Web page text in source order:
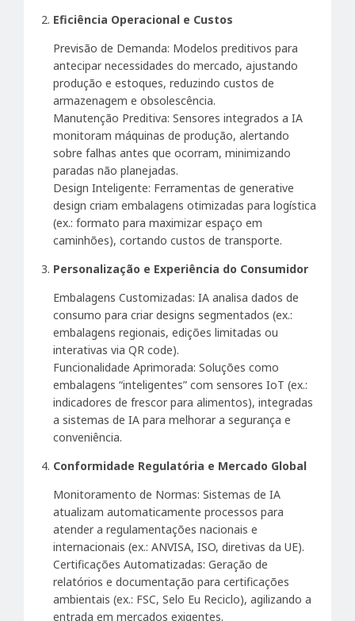
Eficiência Operacional e Custos
Previsão de Demanda: Modelos preditivos para
antecipar necessidades do mercado, ajustando
produção e estoques, reduzindo custos de
armazenagem e obsolescência.
Manutenção Preditiva: Sensores integrados a IA
monitoram máquinas de produção, alertando
sobre falhas antes que ocorram, minimizando
paradas não planejadas.
Design Inteligente: Ferramentas de generative
design criam embalagens otimizadas para logística
(ex.: formato para maximizar espaço em
caminhões), cortando custos de transporte.
Personalização e Experiência do Consumidor
Embalagens Customizadas: IA analisa dados de
consumo para criar designs segmentados (ex.:
embalagens regionais, edições limitadas ou
interativas via QR code).
Funcionalidade Aprimorada: Soluções como
embalagens “inteligentes” com sensores IoT (ex.:
indicadores de frescor para alimentos), integradas
a sistemas de IA para melhorar a segurança e
conveniência.
Conformidade Regulatória e Mercado Global
Monitoramento de Normas: Sistemas de IA
atualizam automaticamente processos para
atender a regulamentações nacionais e
internacionais (ex.: ANVISA, ISO, diretivas da UE).
Certificações Automatizadas: Geração de
relatórios e documentação para certificações
ambientais (ex.: FSC, Selo Eu Reciclo), agilizando a
entrada em mercados exigentes.